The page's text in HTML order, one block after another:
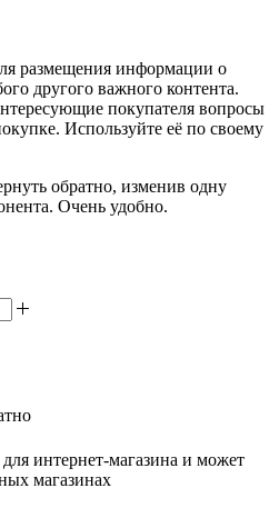
размещения информации о
другого важного контента.
покупателя вопросы
Используйте её по своему
обратно, изменив одну
Очень удобно.
интернет-магазина и может
магазинах